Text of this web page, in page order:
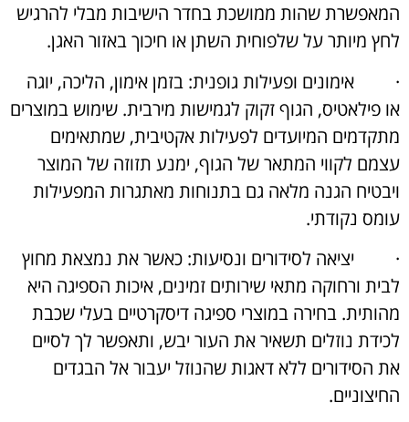
המאפשרת שהות ממושכת בחדר הישיבות מבלי להרגיש
לחץ מיותר על שלפוחית השתן או חיכוך באזור האגן.
·
אימונים ופעילות גופנית: בזמן אימון, הליכה, יוגה
או פילאטיס, הגוף זקוק לגמישות מירבית. שימוש במוצרים
מתקדמים המיועדים לפעילות אקטיבית, שמתאימים
עצמם לקווי המתאר של הגוף, ימנע תזוזה של המוצר
ויבטיח הגנה מלאה גם בתנוחות מאתגרות המפעילות
עומס נקודתי.
·
יציאה לסידורים ונסיעות: כאשר את נמצאת מחוץ
לבית ורחוקה מתאי שירותים זמינים, איכות הספיגה היא
מהותית. בחירה במוצרי ספיגה דיסקרטיים בעלי שכבת
לכידת נוזלים תשאיר את העור יבש, ותאפשר לך לסיים
את הסידורים ללא דאגות שהנוזל יעבור אל הבגדים
החיצוניים.